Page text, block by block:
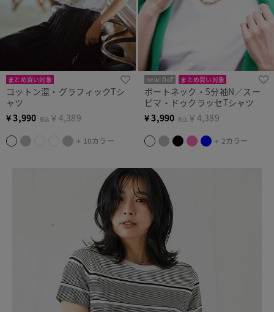
まとめ買い対象
コットン混・グラフィックTシ
ャツ
¥3,990 税込 ￥4,389
+ 10カラー
new! DoT まとめ買い対象
ボートネック・5分袖N／スー
ピマ・ドゥクラッセTシャツ
¥3,990 税込 ￥4,389
+ 2カラー